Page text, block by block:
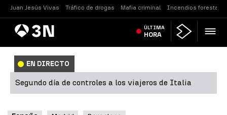
Juan Jesús Vivas Tráfico de drogas Mafia criminal Incendios forestales
AntenaNoticias ÚLTIMA
HORA
EN DIRECTO
Segundo día de controles a los viajeros de Italia